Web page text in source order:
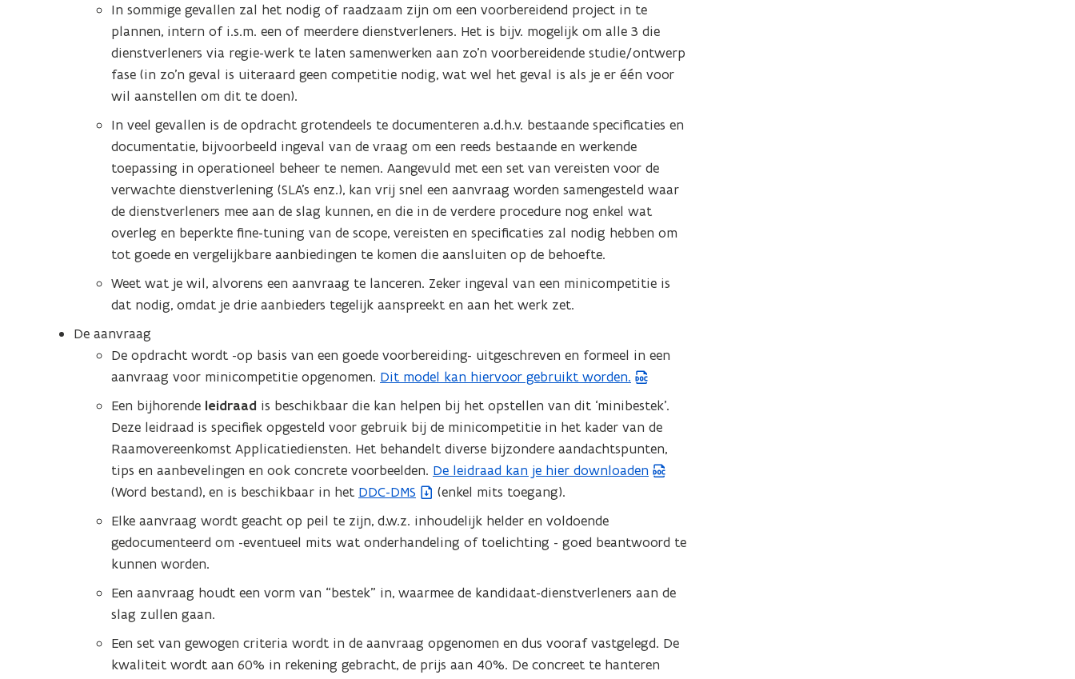
e
r
)
In sommige gevallen zal het nodig of raadzaam zijn om een voorbereidend project in te
plannen, intern of i.s.m. een of meerdere dienstverleners. Het is bijv. mogelijk om alle 3 die
dienstverleners via regie-werk te laten samenwerken aan zo’n voorbereidende studie/ontwerp
fase (in zo’n geval is uiteraard geen competitie nodig, wat wel het geval is als je er één voor
wil aanstellen om dit te doen).
In veel gevallen is de opdracht grotendeels te documenteren a.d.h.v. bestaande specificaties en
documentatie, bijvoorbeeld ingeval van de vraag om een reeds bestaande en werkende
toepassing in operationeel beheer te nemen. Aangevuld met een set van vereisten voor de
verwachte dienstverlening (SLA’s enz.), kan vrij snel een aanvraag worden samengesteld waar
de dienstverleners mee aan de slag kunnen, en die in de verdere procedure nog enkel wat
overleg en beperkte fine-tuning van de scope, vereisten en specificaties zal nodig hebben om
tot goede en vergelijkbare aanbiedingen te komen die aansluiten op de behoefte.
Weet wat je wil, alvorens een aanvraag te lanceren. Zeker ingeval van een minicompetitie is
dat nodig, omdat je drie aanbieders tegelijk aanspreekt en aan het werk zet.
De aanvraag
De opdracht wordt -op basis van een goede voorbereiding- uitgeschreven en formeel in een
aanvraag voor minicompetitie opgenomen. Dit model kan hiervoor gebruikt worden.
(
W
o
r
d
b
s
t
n
o
p
Een bijhorende leidraad is beschikbaar die kan helpen bij het opstellen van dit ‘minibestek’.
Deze leidraad is specifiek opgesteld voor gebruik bij de minicompetitie in het kader van de
Raamovereenkomst Applicatiediensten. Het behandelt diverse bijzondere aandachtspunten,
tips en aanbevelingen en ook concrete voorbeelden. De leidraad kan je hier downloaden
(
W
o
r
e
t
a
(Word bestand), en is beschikbaar in het DDC-DMS
(
b
e
a
d
o
(enkel mits toegang).
Elke aanvraag wordt geacht op peil te zijn, d.w.z. inhoudelijk helder en voldoende
gedocumenteerd om -eventueel mits wat onderhandeling of toelichting - goed beantwoord te
kunnen worden.
Een aanvraag houdt een vorm van “bestek” in, waarmee de kandidaat-dienstverleners aan de
slag zullen gaan.
Een set van gewogen criteria wordt in de aanvraag opgenomen en dus vooraf vastgelegd. De
kwaliteit wordt aan 60% in rekening gebracht, de prijs aan 40%. De concreet te hanteren